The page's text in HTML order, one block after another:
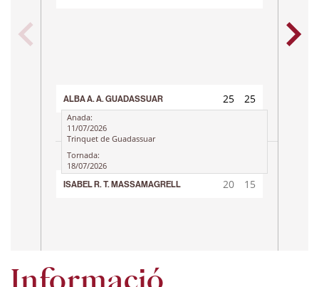
ALBA A. A. GUADASSUAR
25
20
25
15
ISABEL R. T. MASSAMAGRELL
20
15
Anada:
11/07/2026
Trinquet de Guadassuar
Tornada:
18/07/2026
Informació